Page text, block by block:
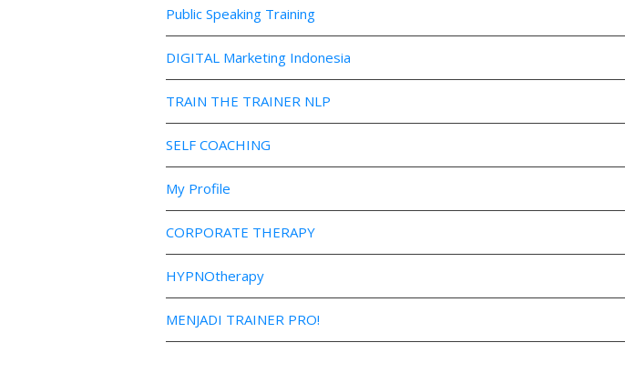
Public Speaking Training
DIGITAL Marketing Indonesia
TRAIN THE TRAINER NLP
SELF COACHING
My Profile
CORPORATE THERAPY
HYPNOtherapy
MENJADI TRAINER PRO!